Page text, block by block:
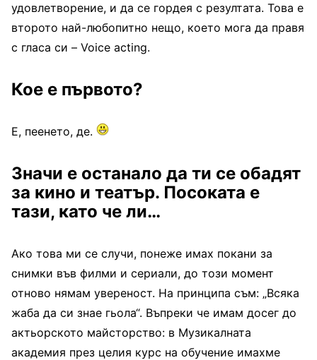
удовлетворение, и да се гордея с резултата. Това е
второто най-любопитно нещо, което мога да правя
с гласа си – Voice acting.
Кое е първото?
Е, пеенето, де.
Значи е останало да ти се обадят
за кино и театър. Посоката е
тази, като че ли…
Ако това ми се случи, понеже имах покани за
снимки във филми и сериали, до този момент
отново нямам увереност. На принципа съм: „Всяка
жаба да си знае гьола“. Въпреки че имам досег до
актьорското майсторство: в Музикалната
академия през целия курс на обучение имахме